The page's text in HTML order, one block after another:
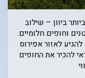
ביוון – שילוב
וחופים חלומיים.
לאזור אפירוס
להכיר את החופים